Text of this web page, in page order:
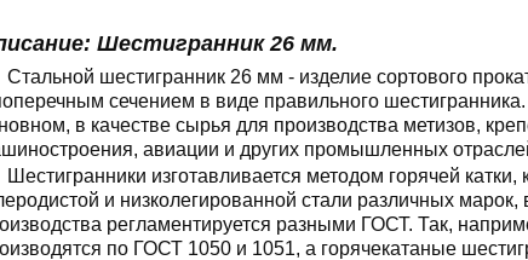
Шестигранник 26 мм.
Стальной шестигранник 26 мм - изделие сортового
сечением в виде правильного шестигранника.
в качестве сырья для производства метизов,
авиации и других промышленных
Шестигранники изготавливается методом горячей катки,
и низколегированной стали различных марок,
регламентируется разными ГОСТ. Так,
по ГОСТ 1050 и 1051, а горячекатаные